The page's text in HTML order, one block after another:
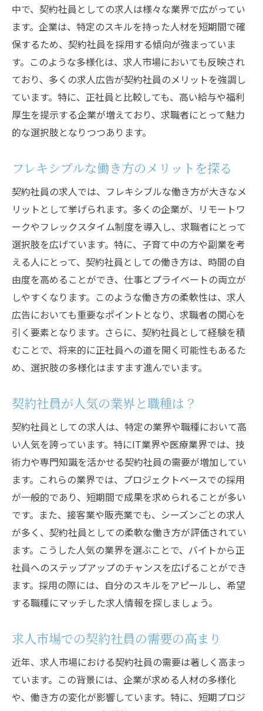
採用担当者が重視するスキルとは
契約社員のためのキャリアプランニング
採用後の契約社員のキャリアパスを考える
バイトから正社員へ契約社員としてのステップ
アップ術
アルバイト経験を契約社員採用に活かす方
法
契約社員としてのスキルアップ法
社内での評価を高める方法
正社員を目指すための目標設定
契約社員求人の魅力を最大限に活かす方法
契約社員求人を選ぶ際のポイント
魅力的な求人情報の見極め方
契約社員としての経験を広げる
求人情報から企業文化を読み取る
契約社員としてのやりがいとは
正社員を目指すために知っておきたい契約社員
契約社員としての柔軟なキャリア形成
正社員を目指すための契約社員の強み
契約社員で得られるスキルと経験
契約期間を活かしたキャリアプラン
正社員登用のチャンスを掴む方法
契約社員のメリットを最大化する
柔軟な働き方を求めるなら契約社員求人が最適
な理由
契約社員求人の柔軟性を活かす
契約社員のメリットとフリーランスとの比
契約社員としてのワークライフバランス
柔軟な労働時間の魅力
中で、契約社員としての求人は様々な業界で広がってい
ます。企業は、特定のスキルを持った人材を短期間で確
保するため、契約社員を採用する傾向が強まっていま
す。このような多様化は、求人市場においても反映され
ており、多くの求人広告が契約社員のメリットを強調し
ています。特に、正社員と比較しても、高い給与や福利
厚生を提示する企業が増えており、求職者にとって魅力
的な選択肢となりつつあります。
フレキシブルな働き方のメリットを探る
契約社員の求人では、フレキシブルな働き方が大きなメ
リットとして挙げられます。多くの企業が、リモートワ
ークやフレックスタイム制度を導入し、求職者にとって
選択肢を広げています。特に、子育て中の方や副業を考
える人にとって、契約社員としての働き方は、時間の自
由度を高めることができ、仕事とプライベートの両立が
しやすくなります。このような働き方の柔軟性は、求人
広告においても重要なポイントとなり、求職者の関心を
引く要素となります。さらに、契約社員として経験を積
むことで、将来的に正社員への道を開く可能性もあるた
め、選択肢の多様化はますます進んでいます。
契約社員が人気の業界と職種は？
契約社員としての求人は、特定の業界や職種において高
い人気を誇っています。特にIT業界や医療業界では、技
術力や専門知識を活かせる契約社員の需要が増加してい
ます。これらの業界では、プロジェクトベースでの採用
が一般的であり、短期間で成果を求められることが多い
です。また、接客業や販売業でも、シーズンごとの求人
が多く、契約社員としての柔軟な働き方が評価されてい
ます。こうした人気の業界を選ぶことで、バイトから正
社員へのステップアップのチャンスを広げることができ
ます。採用の際には、自分のスキルをアピールし、希望
する職種にマッチした求人情報を探しましょう。
求人市場での契約社員の需要の高まり
近年、求人市場における契約社員の需要は著しく高まっ
ています。この背景には、企業が求める人材の多様化
や、働き方の変化が影響しています。特に、短期プロジ